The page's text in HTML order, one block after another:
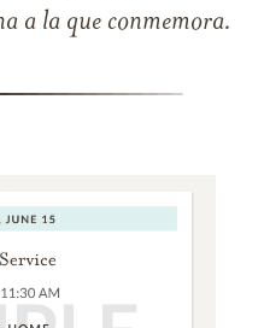
a la que conmemora.